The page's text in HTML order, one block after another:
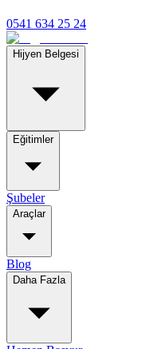
0541 634 25 24
Hijyen Belgesi
Eğitimler
Şubeler
Araçlar
Blog
Daha Fazla